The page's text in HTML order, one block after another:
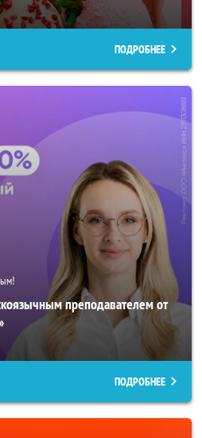
ПОДРОБНЕЕ
преподавателем от
ПОДРОБНЕЕ